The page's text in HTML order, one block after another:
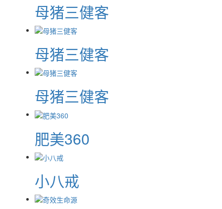
母猪三健客
母猪三健客
母猪三健客
肥美360
小八戒